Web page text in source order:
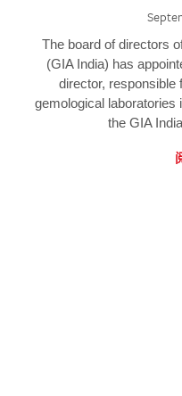
The board of directors
(GIA India) has
director, responsible
gemological laboratories
the GIA